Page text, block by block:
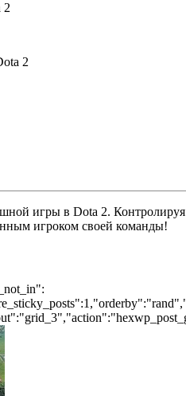
2
2
игры в Dota 2.
игроком своей команды!